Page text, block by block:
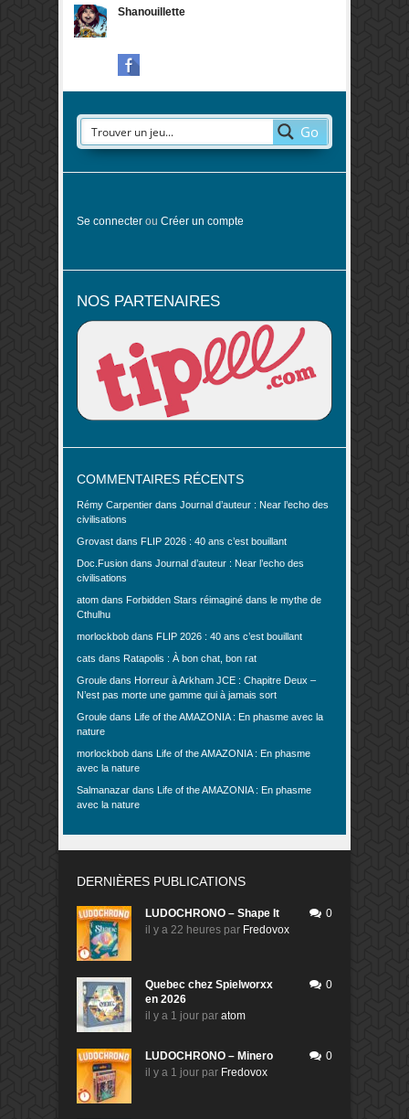
Shanouillette
Go
Se connecter ou Créer un compte
NOS PARTENAIRES
COMMENTAIRES RÉCENTS
Rémy Carpentier dans Journal d’auteur : Near l’echo des
civilisations
Grovast dans FLIP 2026 : 40 ans c’est bouillant
Doc.Fusion dans Journal d’auteur : Near l’echo des
civilisations
atom dans Forbidden Stars réimaginé dans le mythe de
Cthulhu
morlockbob dans FLIP 2026 : 40 ans c’est bouillant
cats dans Ratapolis : À bon chat, bon rat
Groule dans Horreur à Arkham JCE : Chapitre Deux –
N’est pas morte une gamme qui à jamais sort
Groule dans Life of the AMAZONIA : En phasme avec la
nature
morlockbob dans Life of the AMAZONIA : En phasme
avec la nature
Salmanazar dans Life of the AMAZONIA : En phasme
avec la nature
DERNIÈRES PUBLICATIONS
LUDOCHRONO – Shape It
il y a 22 heures par Fredovox
0
Quebec chez Spielworxx
en 2026
il y a 1 jour par atom
0
LUDOCHRONO – Minero
il y a 1 jour par Fredovox
0